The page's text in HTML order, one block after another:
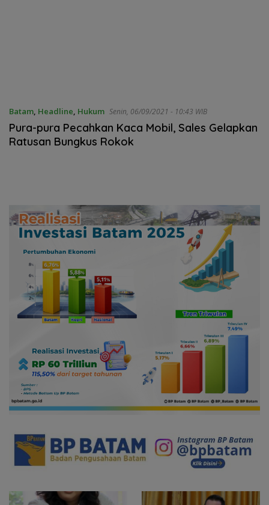
Batam, Headline, Hukum Senin, 06/09/2021 - 10:43 WIB
Pura-pura Pecahkan Kaca Mobil, Sales Gelapkan
Ratusan Bungkus Rokok